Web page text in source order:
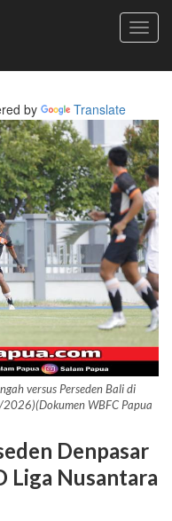
by Translate
versus Perseden Bali di
WBFC Papua
Denpasar
Liga Nusantara